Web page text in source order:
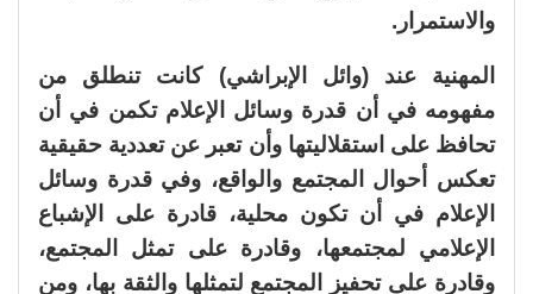
والاستمرار.
المهنية عند (وائل الإبراشي) كانت تنطلق من
مفهومه في أن قدرة وسائل الإعلام تكمن في أن
تحافظ على استقلاليتها وأن تعبر عن تعددية حقيقية
تعكس أحوال المجتمع والواقع، وفي قدرة وسائل
الإعلام في أن تكون محلية، قادرة على الإشباع
الإعلامي لمجتمعها، وقادرة على تمثل المجتمع،
وقادرة على تحفيز المجتمع لتمثلها والثقة بها، ومن